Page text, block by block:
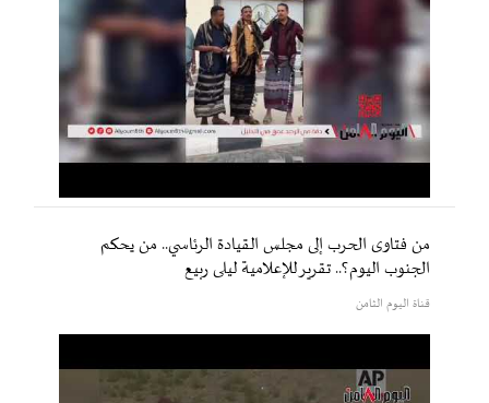
من فتاوى الحرب إلى مجلس القيادة الرئاسي.. من يحكم
الجنوب اليوم؟.. تقرير للإعلامية ليلى ربيع
قناة اليوم الثامن